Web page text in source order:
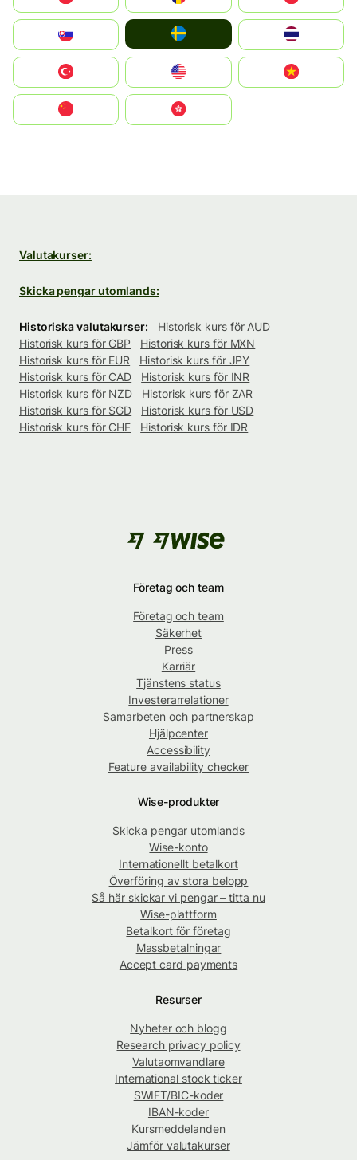
United States
中國香港特別行政區
Valutakurser:
Skicka pengar utomlands:
Historiska valutakurser:
Historisk kurs för AUD
Historisk kurs för GBP
Historisk kurs för MXN
Historisk kurs för EUR
Historisk kurs för JPY
Historisk kurs för CAD
Historisk kurs för INR
Historisk kurs för NZD
Historisk kurs för ZAR
Historisk kurs för SGD
Historisk kurs för USD
Historisk kurs för CHF
Historisk kurs för IDR
Företag och team
Företag och team
Säkerhet
Press
Karriär
Tjänstens status
Investerarrelationer
Samarbeten och partnerskap
Hjälpcenter
Accessibility
Feature availability checker
Wise-produkter
Skicka pengar utomlands
Wise-konto
Internationellt betalkort
Överföring av stora belopp
Så här skickar vi pengar – titta nu
Wise-plattform
Betalkort för företag
Massbetalningar
Accept card payments
Resurser
Nyheter och blogg
Research privacy policy
Valutaomvandlare
International stock ticker
SWIFT/BIC-koder
IBAN-koder
Kursmeddelanden
Jämför valutakurser